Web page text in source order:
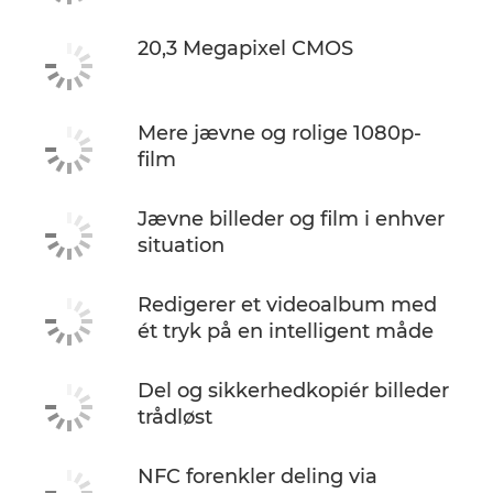
20,3 Megapixel CMOS
Mere jævne og rolige 1080p-
film
Jævne billeder og film i enhver
situation
Redigerer et videoalbum med
ét tryk på en intelligent måde
Del og sikkerhedkopiér billeder
trådløst
NFC forenkler deling via